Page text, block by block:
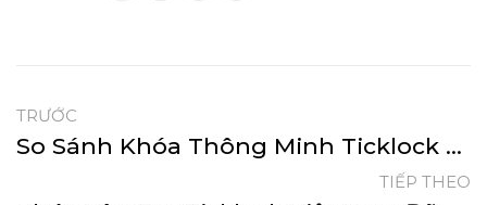
TRƯỚC
So Sánh Khóa Thông Minh Ticklock Việt Nam – Cửa Nhôm Xingfa, Cửa Sắt: I720, I600S, I805.
TIẾP THEO